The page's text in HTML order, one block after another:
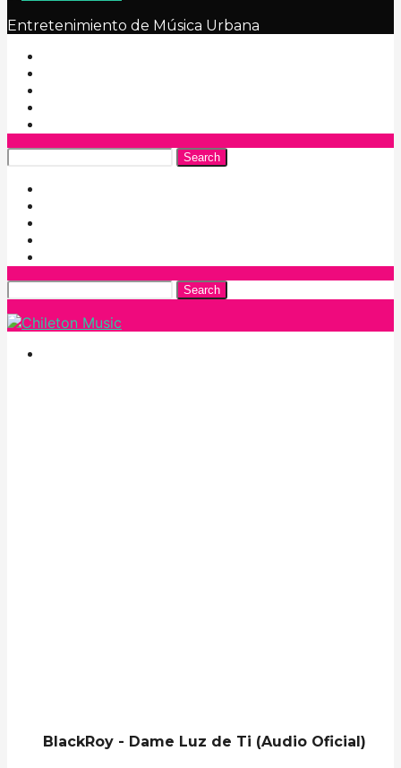
Entretenimiento de Música Urbana
Search
Search
BlackRoy - Dame Luz de Ti (Audio Oficial)